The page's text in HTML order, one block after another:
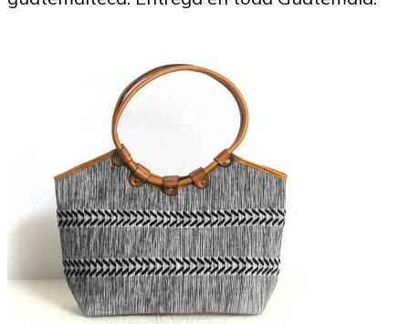
SoyMigrante.com REVISTA
Image to Credit : Envato Labs